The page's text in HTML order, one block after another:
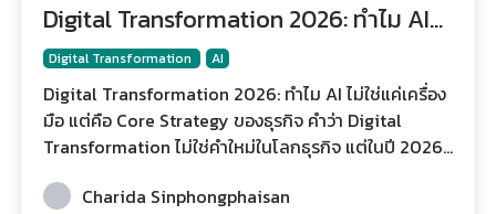
Digital Transformation 2026: ทำไม AI
ไม่ใช่แค่เครื่องมือ แต่คือ Core Strategy
ของธุรกิจ
Digital Transformation AI
Digital Transformation 2026: ทำไม AI ไม่ใช่แค่เครื่อง
มือ แต่คือ Core Strategy ของธุรกิจ คำว่า Digital
Transformation ไม่ใช่คำใหม่ในโลกธุรกิจ แต่ในปี 2026
ก่อนองค์กรพูดถึงการเปลี่ยนผ่านสู่ดิจิทัลในแง่ของการนำ
Charida Sinphongphaisan